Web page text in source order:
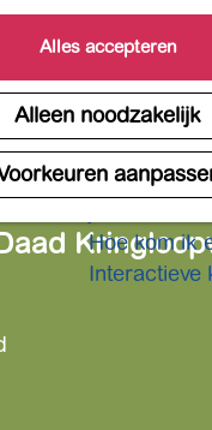
Alles accepteren
Alleen noodzakelijk
Musea en
Producten
Gezond en
Overnachten
Hoe kom ik
Interactieve